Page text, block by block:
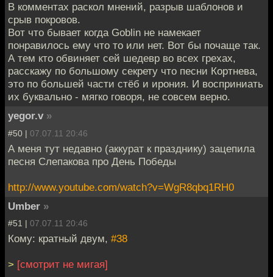
В комментах раскол мнений, разрыв шаблонов и
срыв покровов.
Вот что бывает когда Goblin не намекает
понравилось ему что то или нет. Вот бы почаще так.
А тем кто обвиняет сей шедевр во всех грехах,
расскажу по большому секрету что песни Кортнева,
это по большей части стёб и ирония. И восприниать
их буквально - мягко говоря, не совсем верно.
yegor.v »
#50 | 07.07.11 20:46
А меня тут недавно (аккурат к празднику) зацепила
песня Слепакова про День Победы
http://www.youtube.com/watch?v=WgR8qbq1RH0
Umber »
#51 | 07.07.11 20:46
Кому: кратный двум, #38
> [смотрит не мигая]